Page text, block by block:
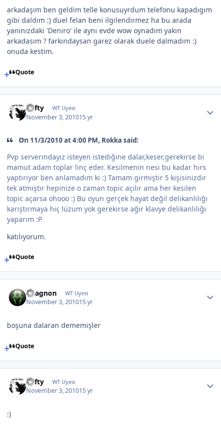
arkadaşım ben geldim telle konusuyrdum telefonu kapadıgım
gibi daldım :) duel felan beni ilgilendirmez ha bu arada
yanınızdaki 'Deniro' ile aynı evde wow oynadım yakın
arkadasım ? farkındaysan garez olarak duele dalmadım :)
onuda kestim.
Quote
Lofty WT Uyesi
November 3, 201015 yr
On 11/3/2010 at 4:00 PM, Rokka said:
Pvp serverındayız isteyen istediğine dalar,keser,gerekirse bi
mamut adam toplar linç eder. Kesilmenin nesi bu kadar hırs
yaptırıyor ben anlamadım ki :) Tamam girmiştir 5 kişisinizdir
tek atmıştır hepinize o zaman topic açılır ama her kesilen
topic açarsa ohooo :) Bu oyun gerçek hayat değil delikanlılığı
karıştırmaya hiç lüzum yok gerekirse ağır klavye delikanlılığı
yaparım :P
katılıyorum.
Quote
Vuagnon WT Uyesi
November 3, 201015 yr
boşuna dalaran dememişler
Quote
Lofty WT Uyesi
November 3, 201015 yr
:)